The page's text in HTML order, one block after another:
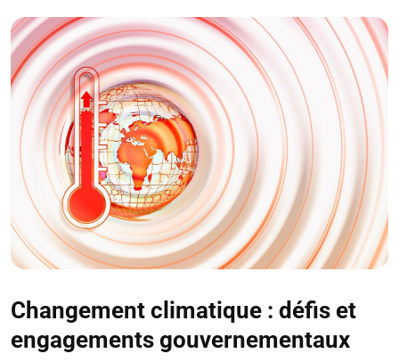
Changement climatique : défis et
engagements gouvernementaux